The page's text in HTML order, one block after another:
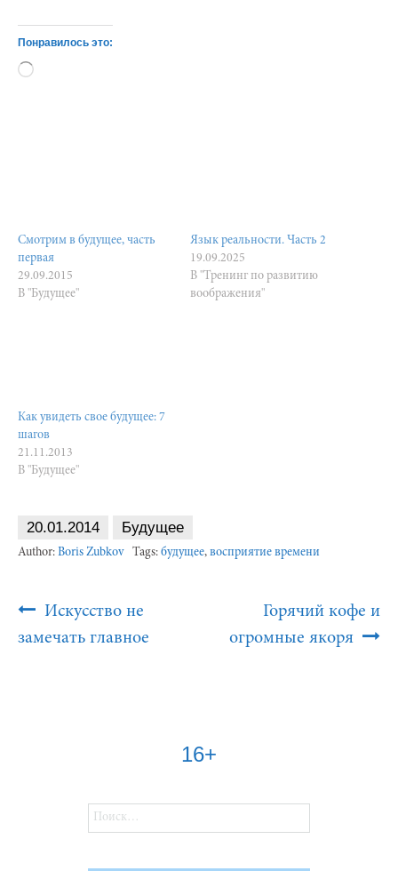
Понравилось это:
Загрузка…
Смотрим в будущее, часть
первая
29.09.2015
В "Будущее"
Язык реальности. Часть 2
19.09.2025
В "Тренинг по развитию
воображения"
Как увидеть свое будущее: 7
шагов
21.11.2013
В "Будущее"
20.01.2014 Будущее
Author: Boris Zubkov Tags: будущее, восприятие времени
Post
Navigation
Искусство не
замечать главное
Горячий кофе и
огромные якоря
16+
Найти: